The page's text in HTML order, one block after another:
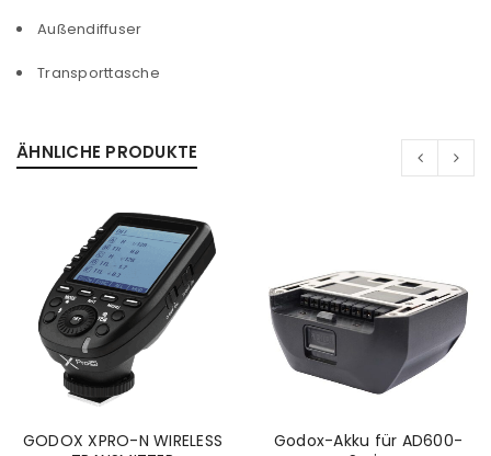
Außendiffuser
Transporttasche
ÄHNLICHE PRODUKTE
GODOX XPRO-N WIRELESS
Godox-Akku für AD600-